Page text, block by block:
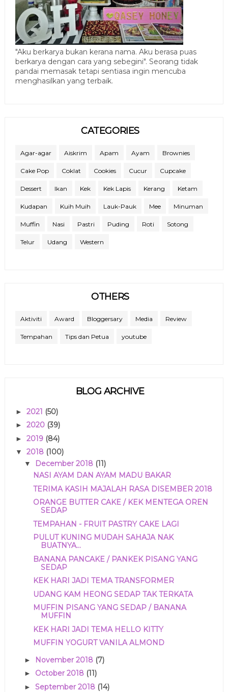
"Aku berkarya bukan kerana nama. Aku berasa puas
berkarya dengan cara yang sebegini". Seorang tidak
pandai memasak tetapi sentiasa ingin mencuba
menghasilkan yang terbaik.
CATEGORIES
Agar-agar Aiskrim Apam Ayam Brownies
Cake Pop Coklat Cookies Cucur Cupcake
Dessert Ikan Kek Kek Lapis Kerang Ketam
Kudapan Kuih Muih Lauk-Pauk Mee Minuman
Muffin Nasi Pastri Puding Roti Sotong
Telur Udang Western
OTHERS
Aktiviti Award Bloggersary Media Review
Tempahan Tips dan Petua youtube
BLOG ARCHIVE
► 2021 (50)
► 2020 (39)
► 2019 (84)
▼ 2018 (100)
▼ December 2018 (11)
NASI AYAM DAN AYAM MADU BAKAR
TERIMA KASIH MAJALAH RASA DISEMBER 2018
ORANGE BUTTER CAKE / KEK MENTEGA OREN
SEDAP
TEMPAHAN - FRUIT PASTRY CAKE LAGI
PULUT KUNING MUDAH SAHAJA NAK
BUATNYA...
BANANA PANCAKE / PANKEK PISANG YANG
SEDAP
KEK HARI JADI TEMA TRANSFORMER
UDANG KAM HEONG SEDAP TAK TERKATA
MUFFIN PISANG YANG SEDAP / BANANA
MUFFIN
KEK HARI JADI TEMA HELLO KITTY
MUFFIN YOGURT VANILA ALMOND
► November 2018 (7)
► October 2018 (11)
► September 2018 (14)